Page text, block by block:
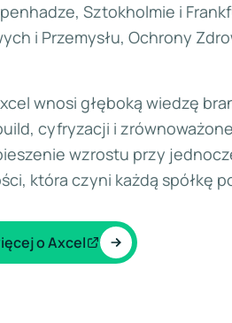
Sztokholmie i
i Przemysłu, Ochrony
wnosi głęboką wiedzę
cyfryzacji i
wzrostu przy
która czyni każdą spółkę
o Axcel